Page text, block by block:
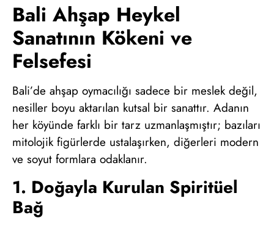
Bali Ahşap Heykel
Sanatının Kökeni ve
Felsefesi
Bali’de ahşap oymacılığı sadece bir meslek değil,
nesiller boyu aktarılan kutsal bir sanattır. Adanın
her köyünde farklı bir tarz uzmanlaşmıştır; bazıları
mitolojik figürlerde ustalaşırken, diğerleri modern
ve soyut formlara odaklanır.
1. Doğayla Kurulan Spiritüel
Bağ